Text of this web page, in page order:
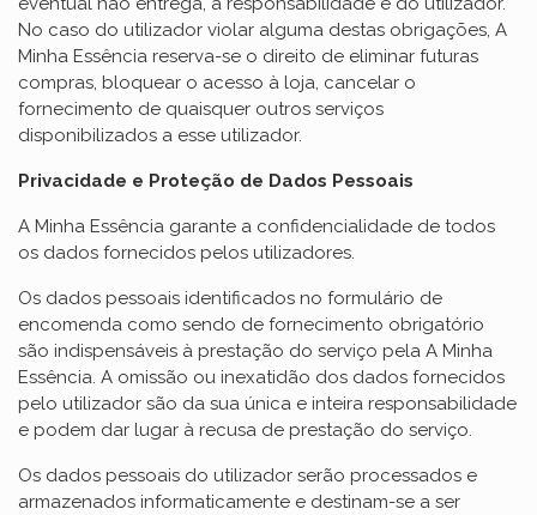
No caso do utilizador violar alguma destas obrigações, A
Minha Essência reserva-se o direito de eliminar futuras
compras, bloquear o acesso à loja, cancelar o
fornecimento de quaisquer outros serviços
disponibilizados a esse utilizador.
Privacidade e Proteção de Dados Pessoais
A Minha Essência garante a confidencialidade de todos
os dados fornecidos pelos utilizadores.
Os dados pessoais identificados no formulário de
encomenda como sendo de fornecimento obrigatório
são indispensáveis à prestação do serviço pela A Minha
Essência. A omissão ou inexatidão dos dados fornecidos
pelo utilizador são da sua única e inteira responsabilidade
e podem dar lugar à recusa de prestação do serviço.
Os dados pessoais do utilizador serão processados e
armazenados informaticamente e destinam-se a ser